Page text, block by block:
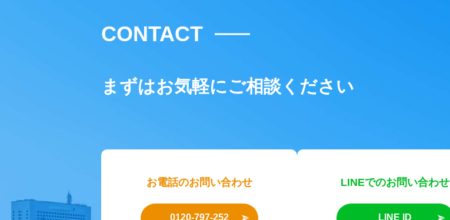
CONTACT
まずはお気軽にご相談ください
お電話のお問い合わせ
0120-797-252
LINEでのお問い合わせ
LINE ID